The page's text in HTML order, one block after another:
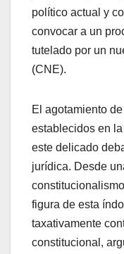
político actual y
convocar a un
tutelado por un
(CNE).
​El agotamiento
establecidos en
este delicado
jurídica. Desde
figura de esta
taxativamente
constitucional,